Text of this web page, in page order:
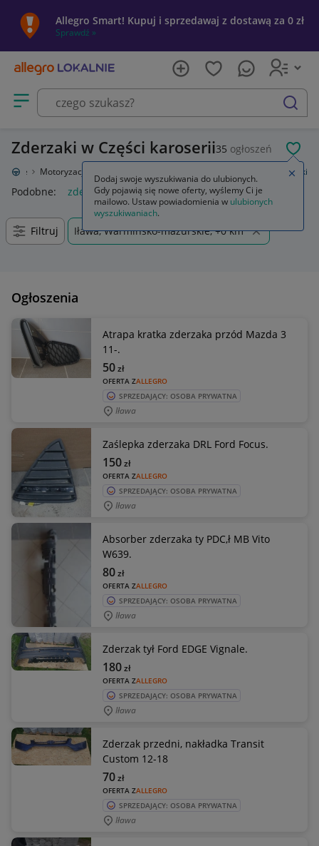
Allegro Smart! Kupuj i sprzedawaj z dostawą za 0 zł
Sprawdź »
Otwórz menu z kategoriami
szukaj
Zderzaki w Części karoserii35 ogłoszeń
Motoryzacja Zderzaki
Podobne: zderzak bmw e90 lci m pakiet zderzak zderzaki
Filtruj Iława, Warmińsko-mazurskie, +0 km
Ogłoszenia
Atrapa kratka zderzaka przód Mazda 3
11-.
OFERTA ZALLEGRO
50zł
SPRZEDAJĄCY: OSOBA PRYWATNA
Iława
Zaślepka zderzaka DRL Ford Focus.
OFERTA ZALLEGRO
150zł
SPRZEDAJĄCY: OSOBA PRYWATNA
Iława
Absorber zderzaka ty PDC,ł MB Vito
W639.
OFERTA ZALLEGRO
80zł
SPRZEDAJĄCY: OSOBA PRYWATNA
Iława
Zderzak tył Ford EDGE Vignale.
OFERTA ZALLEGRO
180zł
SPRZEDAJĄCY: OSOBA PRYWATNA
Iława
Zderzak przedni, nakładka Transit
Custom 12-18
OFERTA ZALLEGRO
70zł
SPRZEDAJĄCY: OSOBA PRYWATNA
Iława
Dodaj swoje wyszukiwania do ulubionych.
Gdy pojawią się nowe oferty, wyślemy Ci je
mailowo. Ustaw powiadomienia w ulubionych
wyszukiwaniach.